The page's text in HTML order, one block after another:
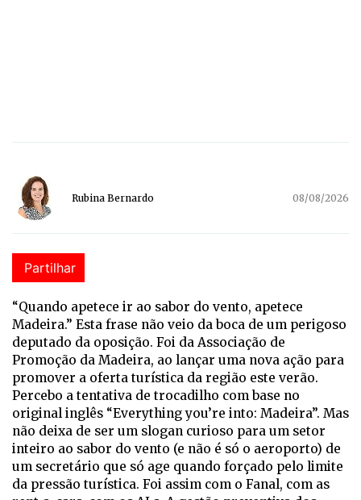
Rubina Bernardo 08/08/2026
Partilhar
“Quando apetece ir ao sabor do vento, apetece
Madeira.” Esta frase não veio da boca de um perigoso
deputado da oposição. Foi da Associação de
Promoção da Madeira, ao lançar uma nova ação para
promover a oferta turística da região este verão.
Percebo a tentativa de trocadilho com base no
original inglês “Everything you’re into: Madeira”. Mas
não deixa de ser um slogan curioso para um setor
inteiro ao sabor do vento (e não é só o aeroporto) de
um secretário que só age quando forçado pelo limite
da pressão turística. Foi assim com o Fanal, com as